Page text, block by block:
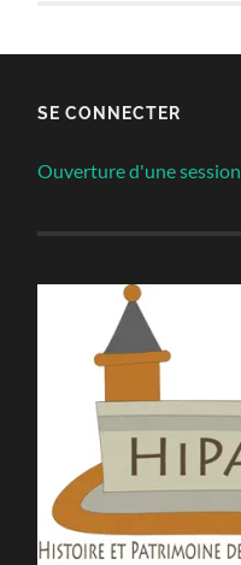
SE CONNECTER
Ouverture d'une session